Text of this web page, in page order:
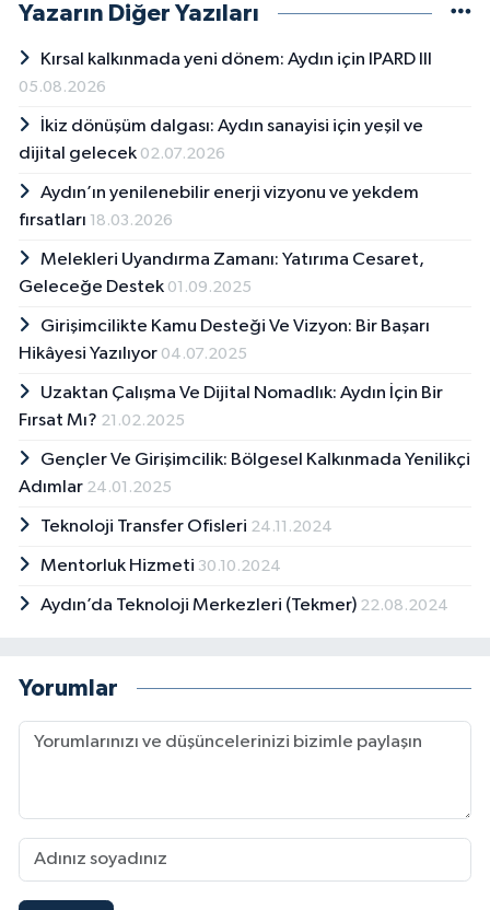
Yazarın Diğer Yazıları
Kırsal kalkınmada yeni dönem: Aydın için IPARD III
05.08.2026
İkiz dönüşüm dalgası: Aydın sanayisi için yeşil ve
dijital gelecek 02.07.2026
Aydın’ın yenilenebilir enerji vizyonu ve yekdem
fırsatları 18.03.2026
Melekleri Uyandırma Zamanı: Yatırıma Cesaret,
Geleceğe Destek 01.09.2025
Girişimcilikte Kamu Desteği Ve Vizyon: Bir Başarı
Hikâyesi Yazılıyor 04.07.2025
Uzaktan Çalışma Ve Dijital Nomadlık: Aydın İçin Bir
Fırsat Mı? 21.02.2025
Gençler Ve Girişimcilik: Bölgesel Kalkınmada Yenilikçi
Adımlar 24.01.2025
Teknoloji Transfer Ofisleri 24.11.2024
Mentorluk Hizmeti 30.10.2024
Aydın’da Teknoloji Merkezleri (Tekmer) 22.08.2024
Yorumlar